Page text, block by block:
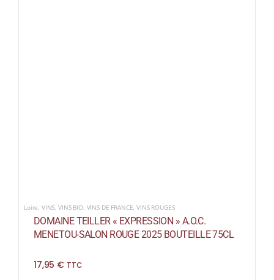
Loire, VINS,VINS BIO, VINS DE FRANCE,VINS ROUGES
DOMAINE TEILLER « EXPRESSION » A.O.C.
MENETOU-SALON ROUGE 2025 BOUTEILLE 75CL
17,95 € TTC